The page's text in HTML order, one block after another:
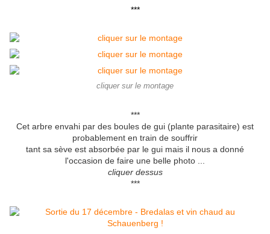
***
cliquer sur le montage
***
Cet arbre envahi par des boules de gui (plante parasitaire) est
probablement en train de souffrir
tant sa sève est absorbée par le gui mais il nous a donné
l'occasion de faire une belle photo ...
cliquer dessus
***